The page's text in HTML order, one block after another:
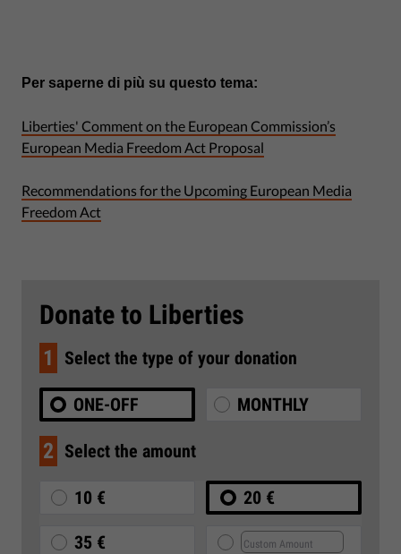
Per saperne di più su questo tema:
Liberties' Comment on the European Commission’s
European Media Freedom Act Proposal
Recommendations for the Upcoming European Media
Freedom Act
Donate to Liberties
1 Select the type of your donation
ONE-OFF MONTHLY
2 Select the amount
10 € 20 €
35 €